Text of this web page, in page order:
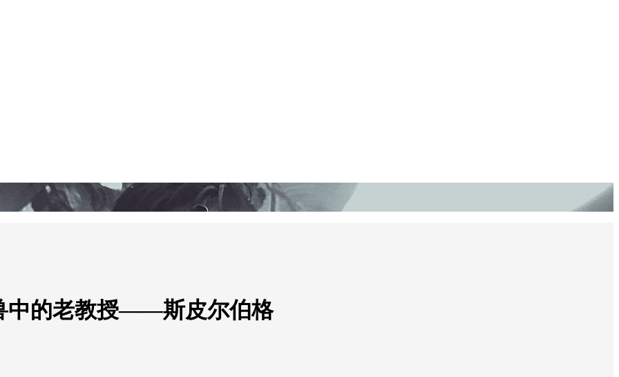
中的老教授——斯皮尔伯格